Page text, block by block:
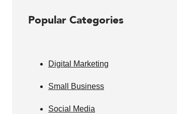
Popular Categories
Digital Marketing
Small Business
Social Media